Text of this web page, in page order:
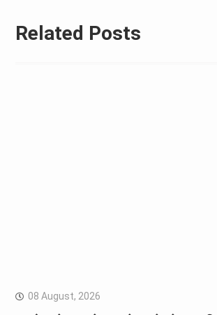
Related Posts
08 August, 2026